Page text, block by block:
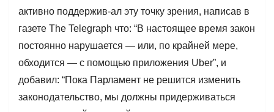
активно поддержив-ал эту точку зрения, написав в
газете The Telegraph что: “В настоящее время закон
постоянно нарушается — или, по крайней мере,
обходится — с помощью приложения Uber”, и
добавил: “Пока Парламент не решится изменить
законодательство, мы должны придерживаться